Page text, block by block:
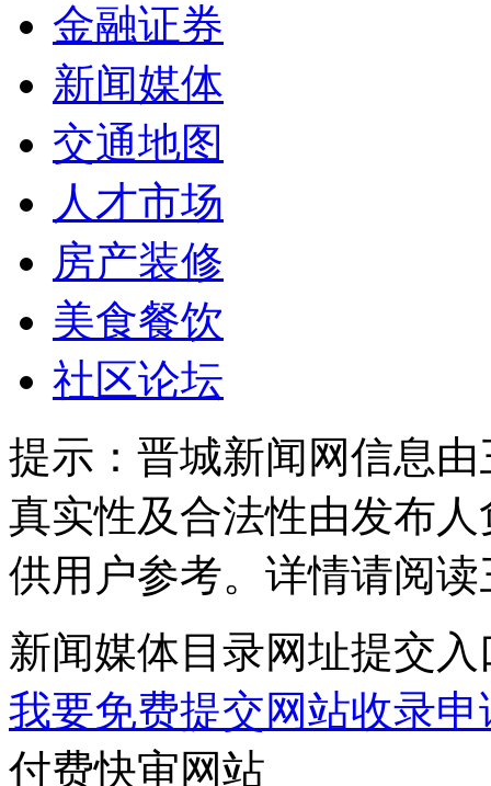
金融证券
新闻媒体
交通地图
人才市场
房产装修
美食餐饮
社区论坛
提示： 晋城新闻网信息
真实性及合法性由发布
供用户参考。详情请阅
新闻媒体目录网址提交入
我要免费提交网站收录申
付费快审网站